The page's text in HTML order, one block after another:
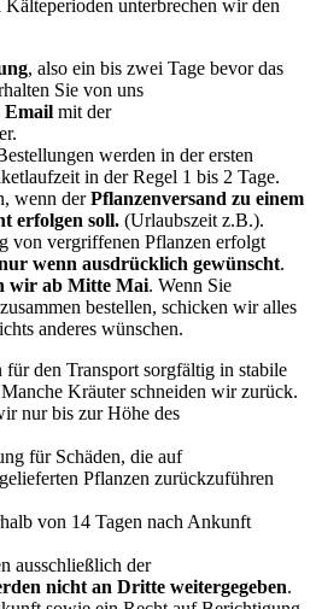
unterbrechen wir den
, also ein bis zwei Tage bevor das
Sie von uns
Email mit der
werden in der ersten
in der Regel 1 bis 2 Tage.
wenn derPflanzenversand zu einem
erfolgen soll. (Urlaubszeit z.B.).
von vergriffenen Pflanzen erfolgt
wenn ausdrücklich gewünscht.
wir ab Mitte Mai. Wenn Sie
bestellen, schicken wir alles
anderes wünschen.
für den Transport sorgfältig in stabile
Kräuter schneiden wir zurück.
nur bis zur Höhe des
für Schäden, die auf
Pflanzen zurückzuführen
von 14 Tagen nach Ankunft
ausschließlich der
nicht an Dritte weitergegeben.